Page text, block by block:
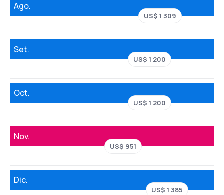
Ago.
US$ 1 309
Set.
US$ 1 200
Oct.
US$ 1 200
Nov.
US$ 951
Dic.
US$ 1 385